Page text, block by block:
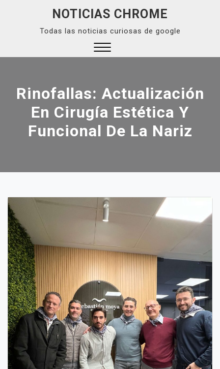
NOTICIAS CHROME
Todas las noticias curiosas de google
Rinofallas: Actualización
En Cirugía Estética Y
Funcional De La Nariz